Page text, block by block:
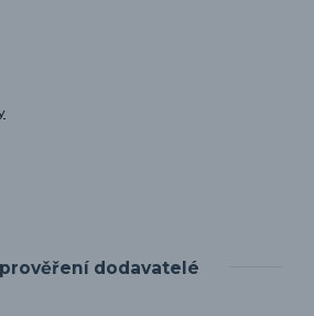
dodavatelé